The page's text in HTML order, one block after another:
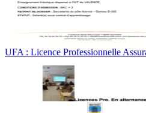
UFA : Licence Professionnelle